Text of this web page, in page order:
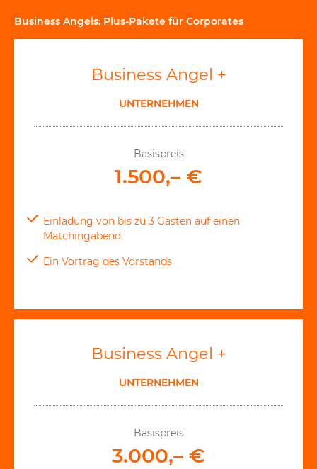
Business Angels: Plus-Pakete für Corporates
Business Angel +
UNTERNEHMEN
Basispreis
1.500,– €
Einladung von bis zu 3 Gästen auf einen
Matchingabend
Ein Vortrag des Vorstands
Business Angel +
UNTERNEHMEN
Basispreis
3.000,– €